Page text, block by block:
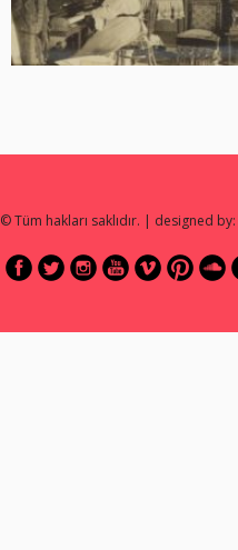
© Tüm hakları saklıdır. | designed by: